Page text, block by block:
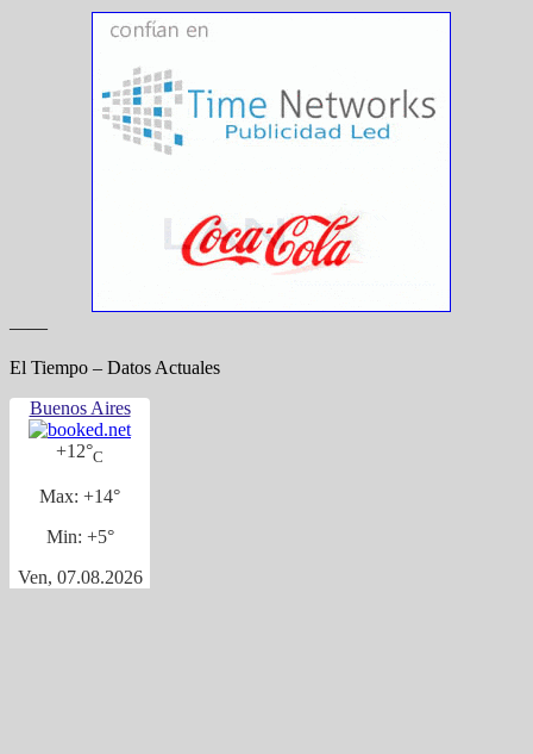
——
El Tiempo – Datos Actuales
Buenos Aires
+12°C
Max: +14°
Min: +5°
Ven, 07.08.2026